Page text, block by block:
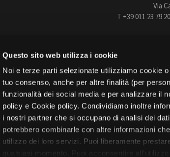
Questo sito web utilizza i cookie
Noi e terze parti selezionate utilizziamo cookie
tuo consenso, anche per altre finalità (per
funzionalità dei social media e per analizzare il
policy e Cookie policy. Condividiamo inoltre
i nostri partner che si occupano di analisi dei
potrebbero combinarle con altre informazioni
utilizzo dei loro servizi. Puoi liberamente
qualsiasi momento. Puoi acconsentire
Via
T +39 011 23 79
FacebookInstagramYoutube
Città di Torino